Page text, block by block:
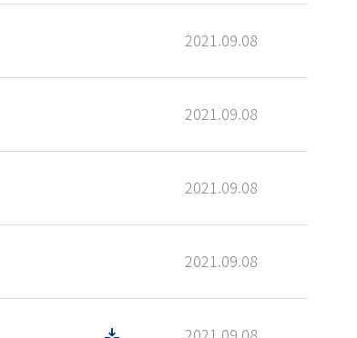
2021.09.08
2021.09.08
2021.09.08
2021.09.08